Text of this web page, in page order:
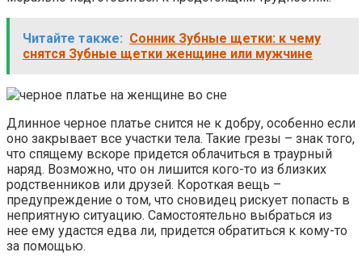
Читайте также: Сонник Зубные щетки: к чему
снятся Зубные щетки женщине или мужчине
Длинное черное платье снится не к добру, особенно если
оно закрывает все участки тела. Такие грезы – знак того,
что спящему вскоре придется облачиться в траурный
наряд. Возможно, что он лишится кого-то из близких
родственников или друзей. Короткая вещь –
предупреждение о том, что сновидец рискует попасть в
неприятную ситуацию. Самостоятельно выбраться из
нее ему удастся едва ли, придется обратиться к кому-то
за помощью.